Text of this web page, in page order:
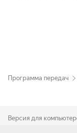
Программа передач
Версия для